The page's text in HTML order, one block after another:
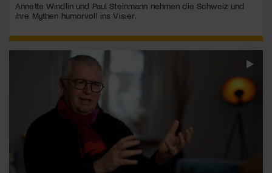
Annette Windlin und Paul Steinmann nehmen die Schweiz und
ihre Mythen humorvoll ins Visier.